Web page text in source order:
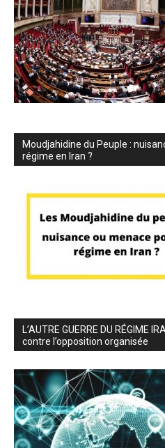
Moudjahidine du Peuple :
régime en Iran ?
L’AUTRE GUERRE DU RÉGIME
contre l’opposition organisée